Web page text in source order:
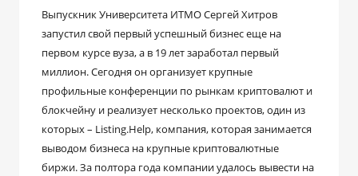
Выпускник Университета ИТМО Сергей Хитров
запустил свой первый успешный бизнес еще на
первом курсе вуза, а в 19 лет заработал первый
миллион. Сегодня он организует крупные
профильные конференции по рынкам криптовалют и
блокчейну и реализует несколько проектов, один из
которых – Listing.Help, компания, которая занимается
выводом бизнеса на крупные криптовалютные
биржи. За полтора года компании удалось вывести на